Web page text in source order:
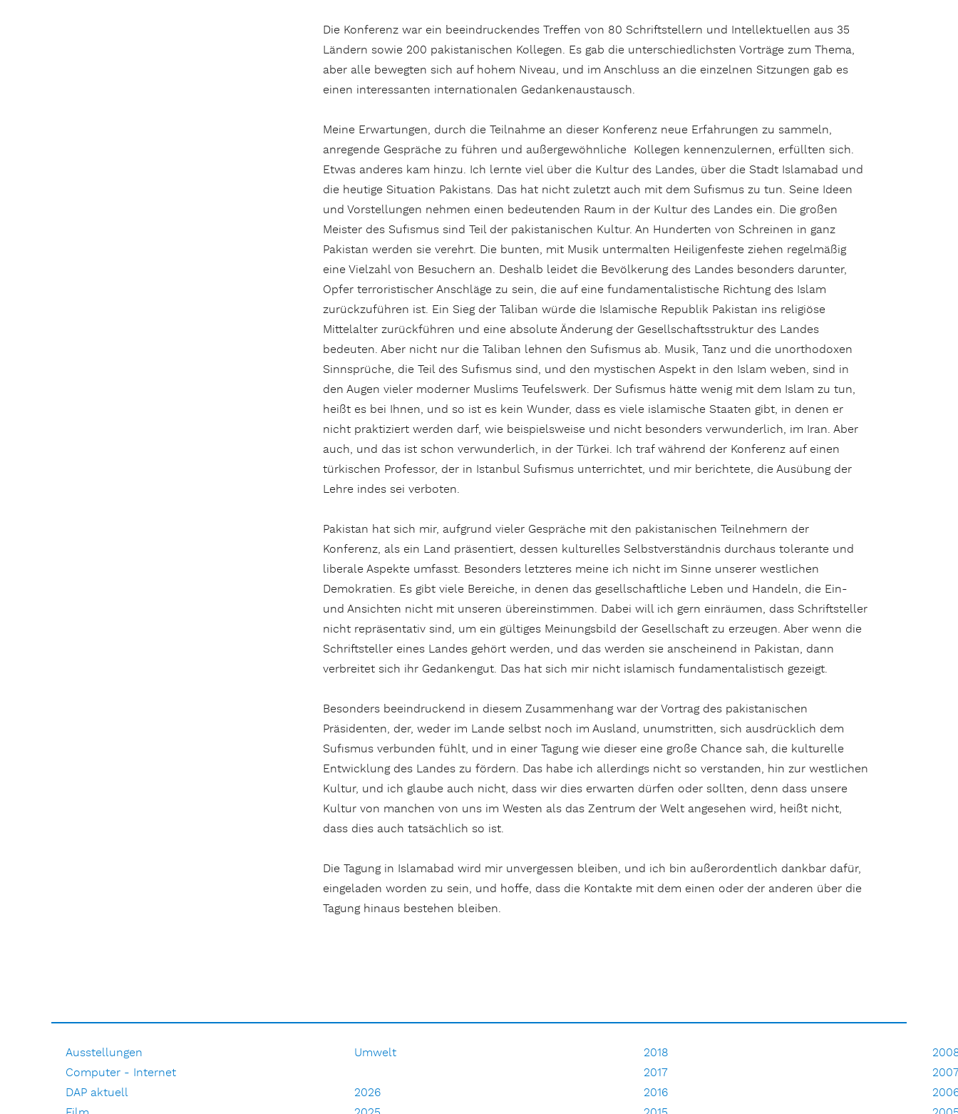
Die Konferenz war ein beeindruckendes Treffen von 80 Schriftstellern und Intellektuellen aus 35
Ländern sowie 200 pakistanischen Kollegen. Es gab die unterschiedlichsten Vorträge zum Thema,
aber alle bewegten sich auf hohem Niveau, und im Anschluss an die einzelnen Sitzungen gab es
einen interessanten internationalen Gedankenaustausch.
Meine Erwartungen, durch die Teilnahme an dieser Konferenz neue Erfahrungen zu sammeln,
anregende Gespräche zu führen und außergewöhnliche Kollegen kennenzulernen, erfüllten sich.
Etwas anderes kam hinzu. Ich lernte viel über die Kultur des Landes, über die Stadt Islamabad und
die heutige Situation Pakistans. Das hat nicht zuletzt auch mit dem Sufismus zu tun. Seine Ideen
und Vorstellungen nehmen einen bedeutenden Raum in der Kultur des Landes ein. Die großen
Meister des Sufismus sind Teil der pakistanischen Kultur. An Hunderten von Schreinen in ganz
Pakistan werden sie verehrt. Die bunten, mit Musik untermalten Heiligenfeste ziehen regelmäßig
eine Vielzahl von Besuchern an. Deshalb leidet die Bevölkerung des Landes besonders darunter,
Opfer terroristischer Anschläge zu sein, die auf eine fundamentalistische Richtung des Islam
zurückzuführen ist. Ein Sieg der Taliban würde die Islamische Republik Pakistan ins religiöse
Mittelalter zurückführen und eine absolute Änderung der Gesellschaftsstruktur des Landes
bedeuten. Aber nicht nur die Taliban lehnen den Sufismus ab. Musik, Tanz und die unorthodoxen
Sinnsprüche, die Teil des Sufismus sind, und den mystischen Aspekt in den Islam weben, sind in
den Augen vieler moderner Muslims Teufelswerk. Der Sufismus hätte wenig mit dem Islam zu tun,
heißt es bei Ihnen, und so ist es kein Wunder, dass es viele islamische Staaten gibt, in denen er
nicht praktiziert werden darf, wie beispielsweise und nicht besonders verwunderlich, im Iran. Aber
auch, und das ist schon verwunderlich, in der Türkei. Ich traf während der Konferenz auf einen
türkischen Professor, der in Istanbul Sufismus unterrichtet, und mir berichtete, die Ausübung der
Lehre indes sei verboten.
Pakistan hat sich mir, aufgrund vieler Gespräche mit den pakistanischen Teilnehmern der
Konferenz, als ein Land präsentiert, dessen kulturelles Selbstverständnis durchaus tolerante und
liberale Aspekte umfasst. Besonders letzteres meine ich nicht im Sinne unserer westlichen
Demokratien. Es gibt viele Bereiche, in denen das gesellschaftliche Leben und Handeln, die Ein-
und Ansichten nicht mit unseren übereinstimmen. Dabei will ich gern einräumen, dass Schriftsteller
nicht repräsentativ sind, um ein gültiges Meinungsbild der Gesellschaft zu erzeugen. Aber wenn die
Schriftsteller eines Landes gehört werden, und das werden sie anscheinend in Pakistan, dann
verbreitet sich ihr Gedankengut. Das hat sich mir nicht islamisch fundamentalistisch gezeigt.
Besonders beeindruckend in diesem Zusammenhang war der Vortrag des pakistanischen
Präsidenten, der, weder im Lande selbst noch im Ausland, unumstritten, sich ausdrücklich dem
Sufismus verbunden fühlt, und in einer Tagung wie dieser eine große Chance sah, die kulturelle
Entwicklung des Landes zu fördern. Das habe ich allerdings nicht so verstanden, hin zur westlichen
Kultur, und ich glaube auch nicht, dass wir dies erwarten dürfen oder sollten, denn dass unsere
Kultur von manchen von uns im Westen als das Zentrum der Welt angesehen wird, heißt nicht,
dass dies auch tatsächlich so ist.
Die Tagung in Islamabad wird mir unvergessen bleiben, und ich bin außerordentlich dankbar dafür,
eingeladen worden zu sein, und hoffe, dass die Kontakte mit dem einen oder der anderen über die
Tagung hinaus bestehen bleiben.
Ausstellungen
Computer - Internet
DAP aktuell
Umwelt
2026
2018
2017
2016